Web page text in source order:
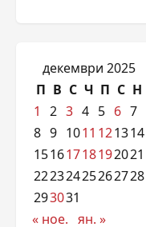
декември 2025
П В С Ч П С Н
1
2 3 4 5 6 7
8 9 1011 121314
15161718192021
22232425262728
293031
« ное. ян. »